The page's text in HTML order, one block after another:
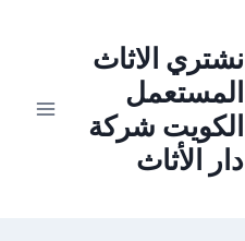
نشتري الاثاث
المستعمل
الكويت شركة
دار الأثاث